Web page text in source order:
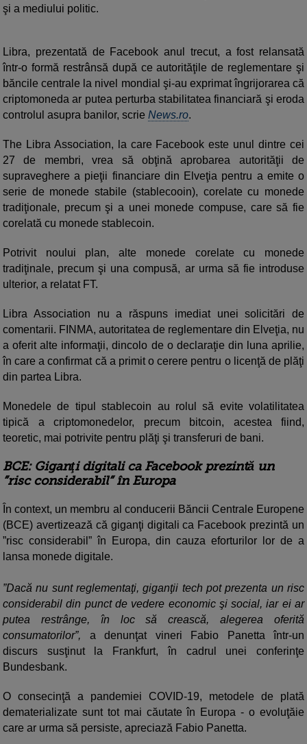
şi a mediului politic.
Libra, prezentată de Facebook anul trecut, a fost relansată
într-o formă restrânsă după ce autorităţile de reglementare şi
băncile centrale la nivel mondial şi-au exprimat îngrijorarea că
criptomoneda ar putea perturba stabilitatea financiară şi eroda
controlul asupra banilor, scrie News.ro.
The Libra Association, la care Facebook este unul dintre cei
27 de membri, vrea să obţină aprobarea autorităţii de
supraveghere a pieţii financiare din Elveţia pentru a emite o
serie de monede stabile (stablecooin), corelate cu monede
tradiţionale, precum şi a unei monede compuse, care să fie
corelată cu monede stablecoin.
Potrivit noului plan, alte monede corelate cu monede
tradiţinale, precum şi una compusă, ar urma să fie introduse
ulterior, a relatat FT.
Libra Association nu a răspuns imediat unei solicitări de
comentarii. FINMA, autoritatea de reglementare din Elveţia, nu
a oferit alte informaţii, dincolo de o declaraţie din luna aprilie,
în care a confirmat că a primit o cerere pentru o licenţă de plăţi
din partea Libra.
Monedele de tipul stablecoin au rolul să evite volatilitatea
tipică a criptomonedelor, precum bitcoin, acestea fiind,
teoretic, mai potrivite pentru plăţi şi transferuri de bani.
BCE: Giganţi digitali ca Facebook prezintă un
”risc considerabil” în Europa
În context, un membru al conducerii Băncii Centrale Europene
(BCE) avertizează că giganţi digitali ca Facebook prezintă un
”risc considerabil” în Europa, din cauza eforturilor lor de a
lansa monede digitale.
”Dacă nu sunt reglementaţi, giganţii tech pot prezenta un risc
considerabil din punct de vedere economic şi social, iar ei ar
putea restrânge, în loc să crească, alegerea oferită
consumatorilor”, a denunţat vineri Fabio Panetta într-un
discurs susţinut la Frankfurt, în cadrul unei conferinţe
Bundesbank.
O consecinţă a pandemiei COVID-19, metodele de plată
dematerializate sunt tot mai căutate în Europa - o evoluţăie
care ar urma să persiste, apreciază Fabio Panetta.